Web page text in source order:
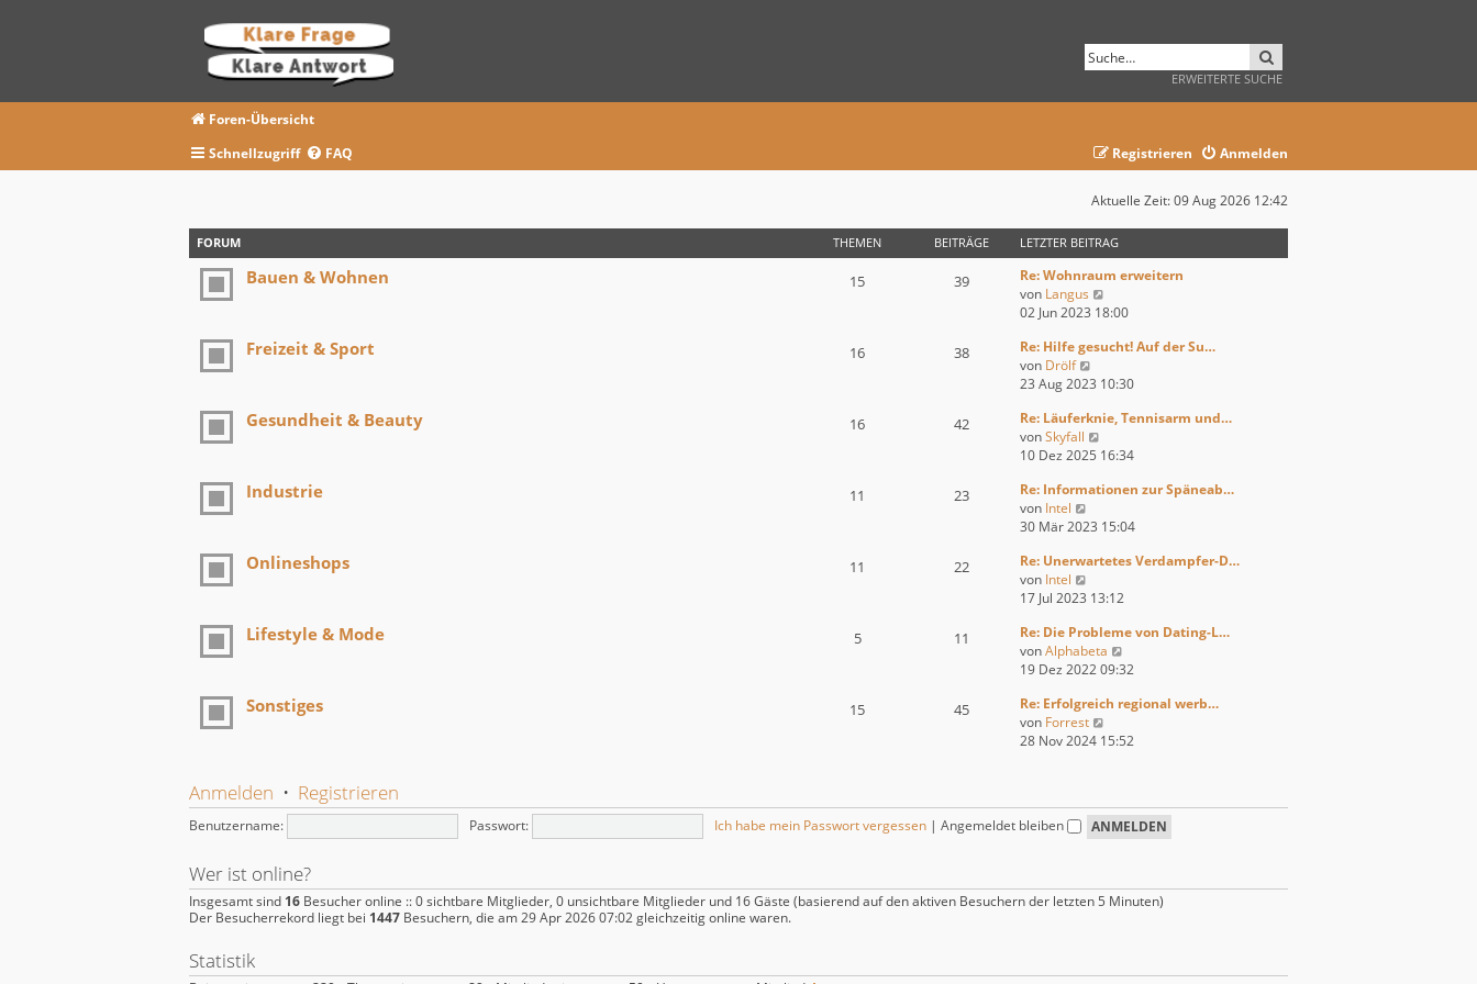
ERWEITERTE SUCHE
Foren-Übersicht
Schnellzugriff
FAQ Anmelden
Registrieren
Aktuelle Zeit: 09 Aug 2026 12:42
FORUM THEMEN BEITRÄGE LETZTER BEITRAG
Bauen & Wohnen 15 39
Re: Wohnraum erweitern
von Langus
e
e
t
r
e
t
a
02 Jun 2023 18:00
Freizeit & Sport 16 38
Re: Hilfe gesucht! Auf der Su…
von Drölf
e
e
s
t
r
e
t
a
g
23 Aug 2023 10:30
Gesundheit & Beauty 16 42
Re: Läuferknie, Tennisarm und…
vonSkyfall
e
e
t
r
e
t
r
a
g
10 Dez 2025 16:34
Industrie 11 23
Re: Informationen zur Späneab…
von Intel
e
e
t
r
B
e
t
r
a
30 Mär 2023 15:04
Onlineshops 11 22
Re: Unerwartetes Verdampfer-D…
von Intel
e
e
s
t
r
B
e
a
g
17 Jul 2023 13:12
Lifestyle & Mode 5 11
Re: Die Probleme von Dating-L…
vonAlphabeta
e
e
t
e
i
a
g
19 Dez 2022 09:32
Sonstiges 15 45
Re: Erfolgreich regional werb…
von Forrest
e
t
e
e
28 Nov 2024 15:52
Anmelden • Registrieren
Benutzername: Passwort: Ich habe mein Passwort vergessen | Angemeldet bleiben
Wer ist online?
Insgesamt sind 16 Besucher online :: 0 sichtbare Mitglieder, 0 unsichtbare Mitglieder und 16 Gäste (basierend auf den aktiven Besuchern der letzten 5 Minuten)
Der Besucherrekord liegt bei 1447 Besuchern, die am 29 Apr 2026 07:02 gleichzeitig online waren.
Statistik